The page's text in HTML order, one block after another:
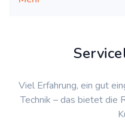
Viel Erfahrung, ein gut
Technik – das bietet die